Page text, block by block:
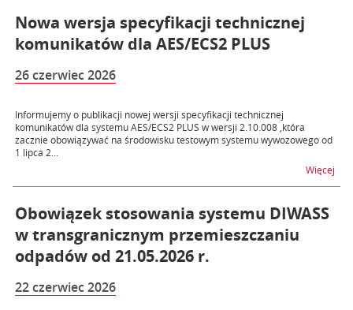
Nowa wersja specyfikacji technicznej
komunikatów dla AES/ECS2 PLUS
26 czerwiec 2026
Informujemy o publikacji nowej wersji specyfikacji technicznej
komunikatów dla systemu AES/ECS2 PLUS w wersji 2.10.008 ,która
zacznie obowiązywać na środowisku testowym systemu wywozowego od
1 lipca 2...
Więcej
Obowiązek stosowania systemu DIWASS
w transgranicznym przemieszczaniu
odpadów od 21.05.2026 r.
22 czerwiec 2026